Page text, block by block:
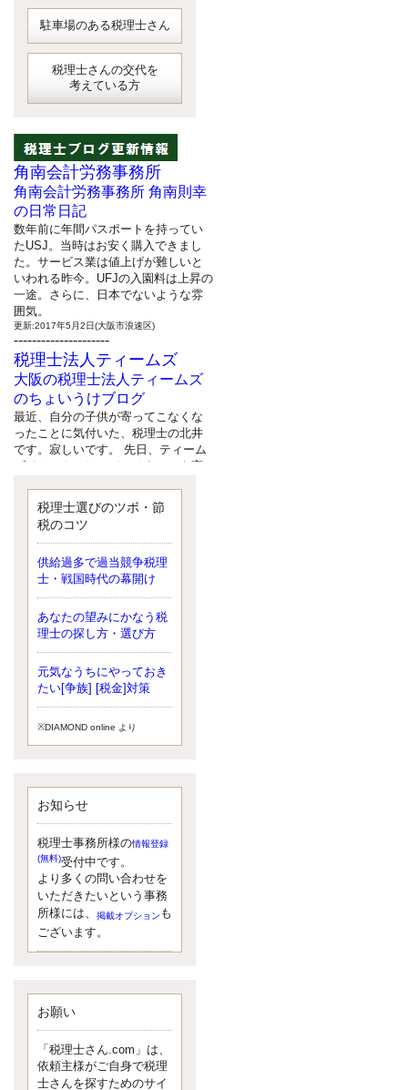
駐車場のある税理士さん
税理士さんの交代を
考えている方
角南会計労務事務所
角南会計労務事務所 角南則幸
の日常日記
数年前に年間パスポートを持ってい
たUSJ。当時はお安く購入できまし
た。サービス業は値上げが難しいと
いわれる昨今。UFJの入園料は上昇の
一途。さらに、日本でないような雰
囲気。
更新:2017年5月2日(大阪市浪速区)
---------------------
税理士法人ティームズ
大阪の税理士法人ティームズ
のちょいうけブログ
最近、自分の子供が寄ってこなくな
ったことに気付いた、税理士の北井
です。寂しいです。 先日、ティーム
ズイベントとしてバーベキューを実
と思いましたが、そこはセンスある
後のブロガーに任せようと思いま
更新:2017年5月1日(大阪市北区)
---------------------
サクセス会計事務所
サクセス税理士のお役立ちブ
ログ
平成２７年１月１日以降開始の相続
より、相続税の基礎控除額（相続税
が課税されない遺産の上限額）が縮
小されたため、お亡くなりになった
更新:2017年5月1日(大阪市中央区)
---------------------
湘南のぽっちゃり女性税理士
松村文子と湘南ＢＵ
また最近、税理士試験のご相談を受
けることおおくなりました。受験申
し込み受け付け開始になるからです
ね。勉強したが、中途半端なので、
受験が無駄に思っている人もいるよ
うです。まず、私ならダメと思う前
に、全力で勝負してみたいです！
更新:2017年5月1日(神奈川県藤沢市)
---------------------
イクメン税理士による税金ブ
ログです。
なくて七クセ 目は口ほどにモノを言
う 色んなことわざがありますが、無
意識に出ている身体のサイン。 心理
学では、ちゃんと意味があるようで
税理士選びのツボ・節
税のコツ
供給過多で過当競争税理
士・戦国時代の幕開け
あなたの望みにかなう税
理士の探し方・選び方
元気なうちにやっておき
たい[争族] [税金]対策
※DIAMOND online より
お知らせ
税理士事務所様の情報登録
(無料)受付中です。
より多くの問い合わせを
いただきたいという事務
所様には、
掲載オプション も
ございます。
お願い
「税理士さん.com」は、
依頼主様がご自身で税理
士さんを探すためのサイ